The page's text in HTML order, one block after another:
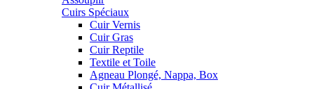
Cuirs Spéciaux
Cuir Vernis
Cuir Gras
Cuir Reptile
Textile et Toile
Agneau Plongé, Nappa, Box